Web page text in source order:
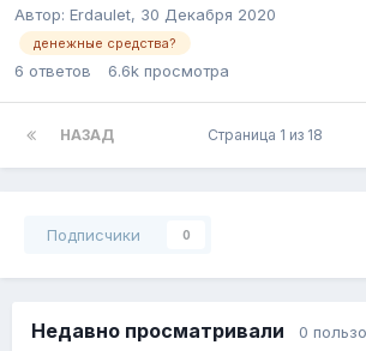
Автор: Erdaulet, 30 Декабря 2020
денежные средства?
6 ответов 6.6k просмотра
НАЗАД Страница 1 из 18
Подписчики 0
Недавно просматривали 0